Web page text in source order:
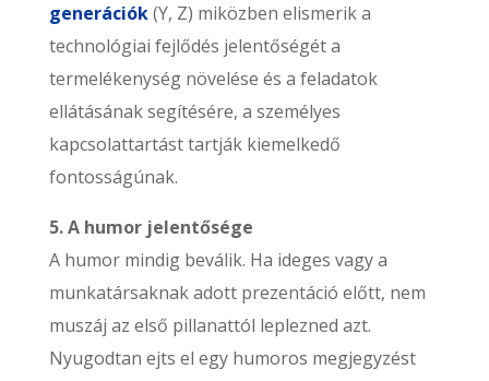
generációk(Y, Z) miközben elismerik a
technológiai fejlődés jelentőségét a
termelékenység növelése és a feladatok
ellátásának segítésére, a személyes
kapcsolattartást tartják kiemelkedő
fontosságúnak.
5. A humor jelentősége
A humor mindig beválik. Ha ideges vagy a
munkatársaknak adott prezentáció előtt, nem
muszáj az első pillanattól leplezned azt.
Nyugodtan ejts el egy humoros megjegyzést